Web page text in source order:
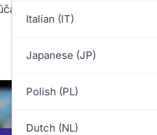
Italian (IT)
Japanese (JP)
Polish (PL)
Dutch (NL)
speciálních akcí pro